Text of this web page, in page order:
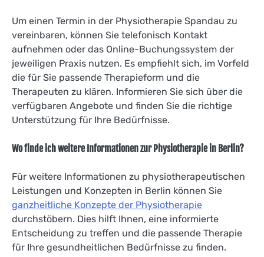
Um einen Termin in der Physiotherapie Spandau zu
vereinbaren, können Sie telefonisch Kontakt
aufnehmen oder das Online-Buchungssystem der
jeweiligen Praxis nutzen. Es empfiehlt sich, im Vorfeld
die für Sie passende Therapieform und die
Therapeuten zu klären. Informieren Sie sich über die
verfügbaren Angebote und finden Sie die richtige
Unterstützung für Ihre Bedürfnisse.
Wo finde ich weitere Informationen zur Physiotherapie in Berlin?
Für weitere Informationen zu physiotherapeutischen
Leistungen und Konzepten in Berlin können Sie
ganzheitliche Konzepte der Physiotherapie
durchstöbern. Dies hilft Ihnen, eine informierte
Entscheidung zu treffen und die passende Therapie
für Ihre gesundheitlichen Bedürfnisse zu finden.